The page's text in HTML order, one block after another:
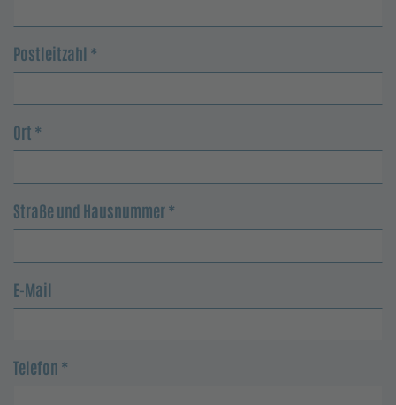
Postleitzahl *
Ort *
Straße und Hausnummer*
E-Mail
Telefon *